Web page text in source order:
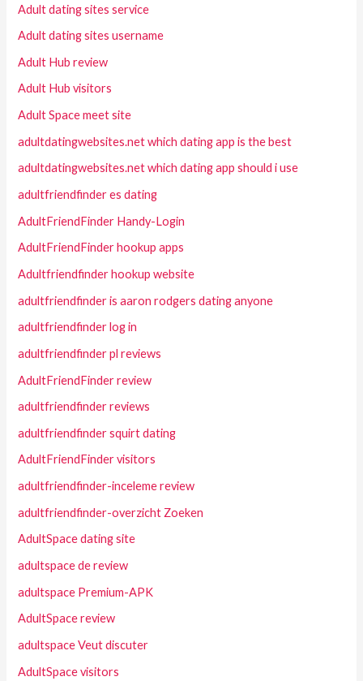
Adult dating sites service
Adult dating sites username
Adult Hub review
Adult Hub visitors
Adult Space meet site
adultdatingwebsites.net which dating app is the best
adultdatingwebsites.net which dating app should i use
adultfriendfinder es dating
AdultFriendFinder Handy-Login
AdultFriendFinder hookup apps
Adultfriendfinder hookup website
adultfriendfinder is aaron rodgers dating anyone
adultfriendfinder log in
adultfriendfinder pl reviews
AdultFriendFinder review
adultfriendfinder reviews
adultfriendfinder squirt dating
AdultFriendFinder visitors
adultfriendfinder-inceleme review
adultfriendfinder-overzicht Zoeken
AdultSpace dating site
adultspace de review
adultspace Premium-APK
AdultSpace review
adultspace Veut discuter
AdultSpace visitors